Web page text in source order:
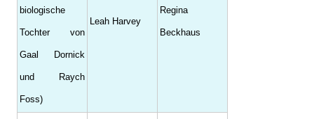
biologische
Tochter von
Gaal Dornick
und Raych
Foss)
Leah Harvey
Regina
Beckhaus